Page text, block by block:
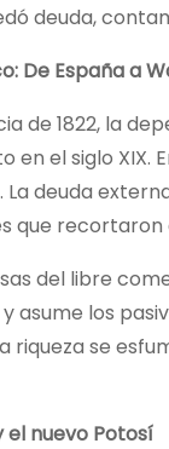
deuda,
De España a
de 1822, la
el siglo XIX.
La deuda
que recortaron
del libre
asume los
riqueza se
el nuevo Potosí